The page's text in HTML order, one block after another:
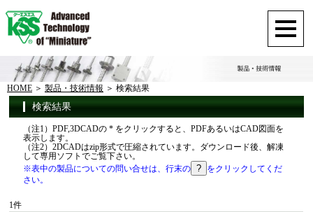
HOME 製品・技術情報 検索結果
検索結果
（注1）PDF,3DCADの * をクリックすると、PDFあるいはCAD図面を
表示します。
（注2）2DCADはzip形式で圧縮されています。ダウンロード後、解凍
して専用ソフトでご覧下さい。
※表中の製品についての問い合せは、行末の
をクリックしてくだ
さい。
1件